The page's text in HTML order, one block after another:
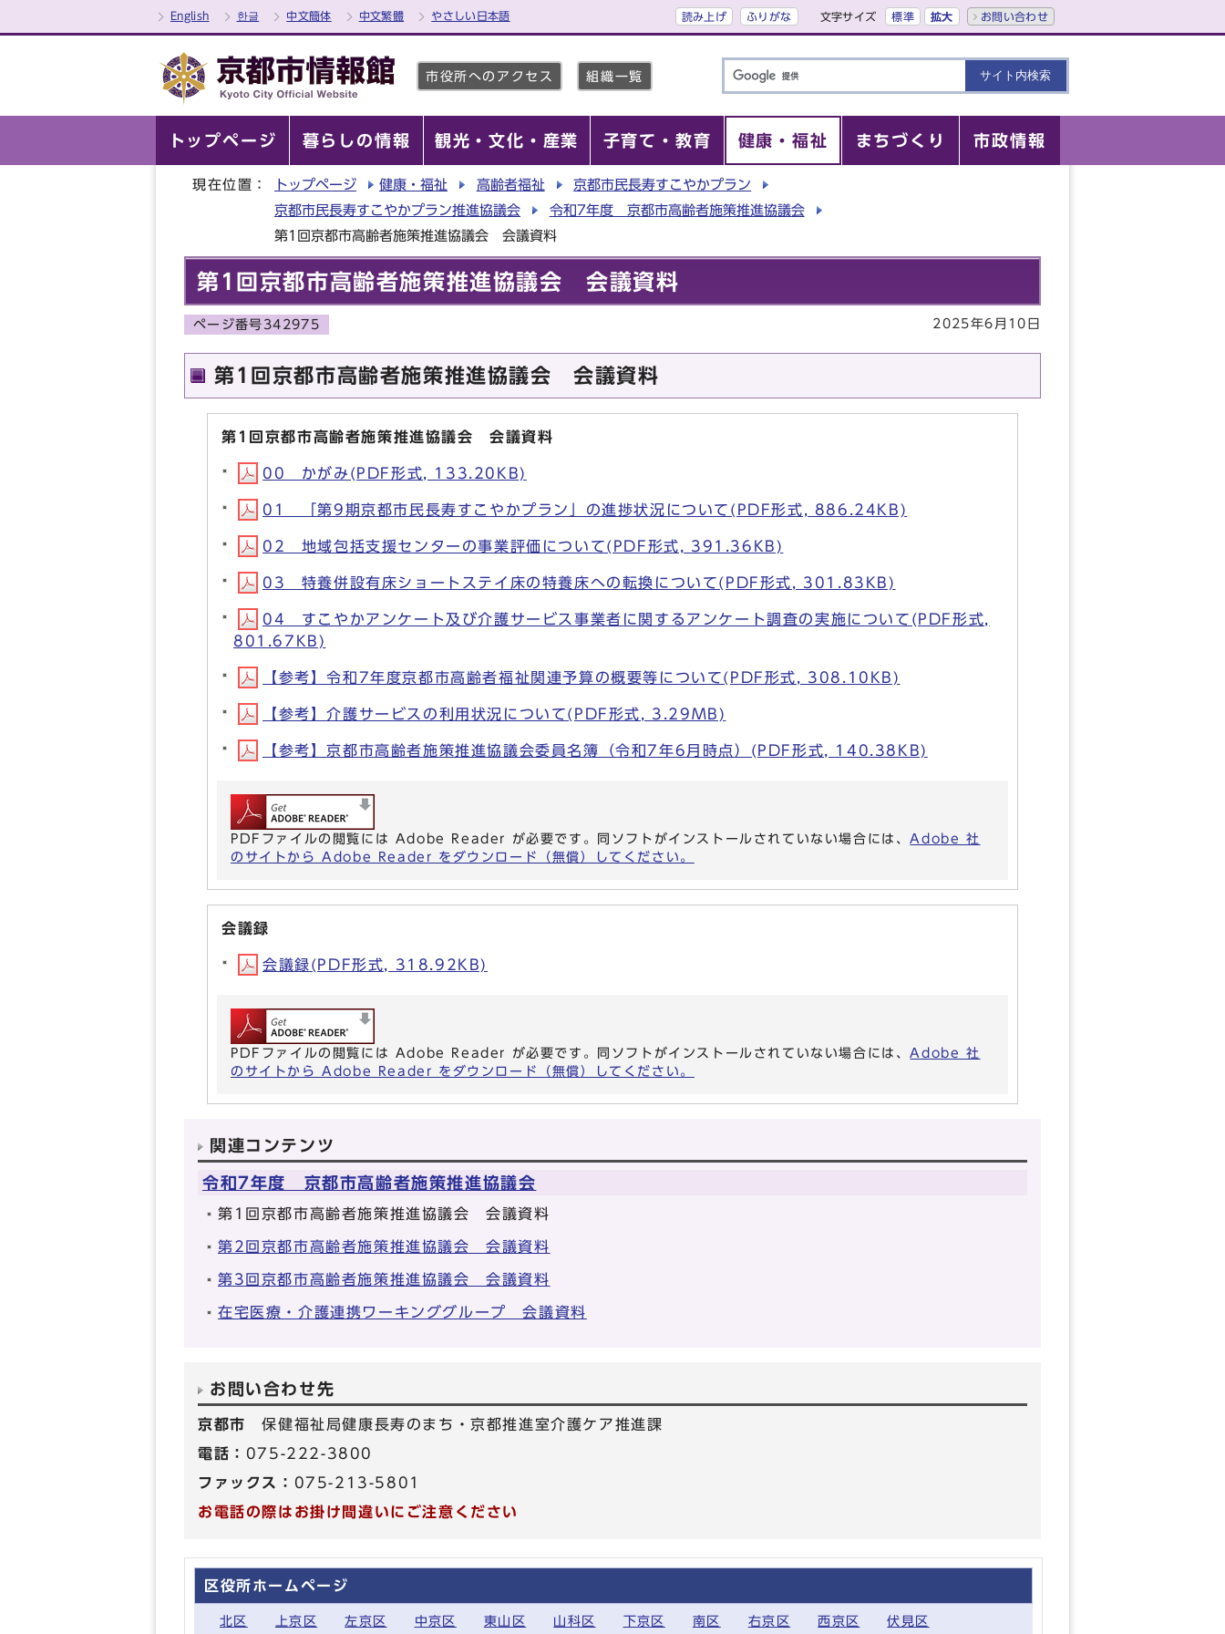
English 한글 中文簡体 中文繁體 やさしい日本語 読み上げ ふりがな 文字サイズ 標準 拡大 お問い合わせ
市役所へのアクセス 組織一覧
トップページ 暮らしの情報 観光・文化・産業 子育て・教育 健康・福祉 まちづくり 市政情報
現在位置： トップページ 健康・福祉 高齢者福祉
京都市民長寿すこやかプラン
京都市民長寿すこやかプラン推進協議会
令和7年度 京都市高齢者施策推進協議会
第1回京都市高齢者施策推進協議会 会議資料
第1回京都市高齢者施策推進協議会 会議資料
ページ番号342975 2025年6月10日
第1回京都市高齢者施策推進協議会 会議資料
第1回京都市高齢者施策推進協議会 会議資料
00 かがみ(PDF形式, 133.20KB)
01 「第9期京都市民長寿すこやかプラン」の進捗状況について(PDF形式, 886.24KB)
02 地域包括支援センターの事業評価について(PDF形式, 391.36KB)
03 特養併設有床ショートステイ床の特養床への転換について(PDF形式, 301.83KB)
04 すこやかアンケート及び介護サービス事業者に関するアンケート調査の実施について(PDF形式,
801.67KB)
【参考】令和7年度京都市高齢者福祉関連予算の概要等について(PDF形式, 308.10KB)
【参考】介護サービスの利用状況について(PDF形式, 3.29MB)
【参考】京都市高齢者施策推進協議会委員名簿（令和7年6月時点）(PDF形式, 140.38KB)
PDFファイルの閲覧には Adobe Reader が必要です。同ソフトがインストールされていない場合には、Adobe 社
のサイトから Adobe Reader をダウンロード（無償）してください。
会議録
会議録(PDF形式, 318.92KB)
PDFファイルの閲覧には Adobe Reader が必要です。同ソフトがインストールされていない場合には、Adobe 社
のサイトから Adobe Reader をダウンロード（無償）してください。
関連コンテンツ
令和7年度 京都市高齢者施策推進協議会
第1回京都市高齢者施策推進協議会 会議資料
第2回京都市高齢者施策推進協議会 会議資料
第3回京都市高齢者施策推進協議会 会議資料
在宅医療・介護連携ワーキンググループ 会議資料
お問い合わせ先
京都市保健福祉局健康長寿のまち・京都推進室介護ケア推進課
電話： 075-222-3800
ファックス： 075-213-5801
お電話の際はお掛け間違いにご注意ください
区役所ホームページ
北区 上京区 左京区 中京区 東山区 山科区 下京区 南区 右京区 西京区 伏見区